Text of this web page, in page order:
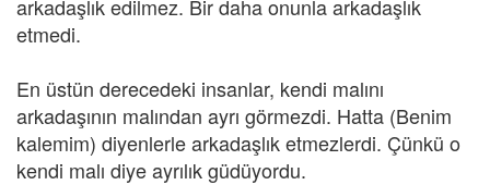
arkadaşlık edilmez. Bir daha onunla arkadaşlık
etmedi.
En üstün derecedeki insanlar, kendi malını
arkadaşının malından ayrı görmezdi. Hatta (Benim
kalemim) diyenlerle arkadaşlık etmezlerdi. Çünkü o
kendi malı diye ayrılık güdüyordu.